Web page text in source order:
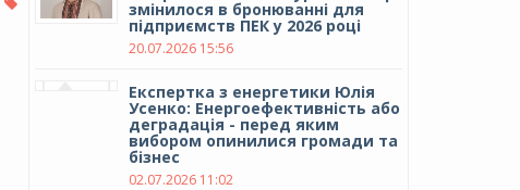
змінилося в бронюванні для
підприємств ПЕК у 2026 році
20.07.2026 15:56
Експертка з енергетики Юлія
Усенко: Енергоефективність або
деградація - перед яким
вибором опинилися громади та
бізнес
02.07.2026 11:02